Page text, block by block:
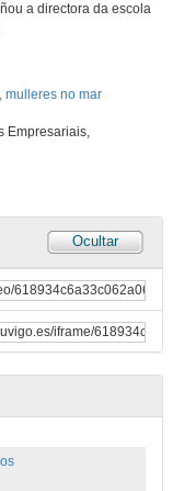
a directora da escola
mulleres no mar
Empresariais,
Ocultar